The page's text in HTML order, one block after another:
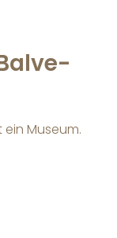
Museum.